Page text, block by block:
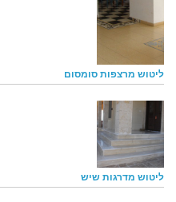
ליטוש מרצפות סומסום
ליטוש מדרגות שיש